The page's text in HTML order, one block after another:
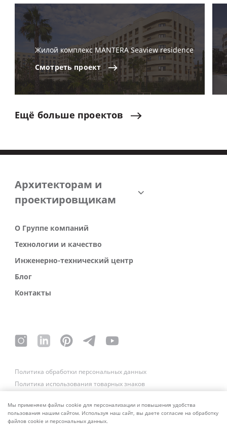
Жилой комплекс MANTERA Seaview residence
Смотреть проект
Ещё больше проектов
Архитекторам и
проектировщикам
О Группе компаний
Технологии и качество
Инженерно-технический центр
Блог
Контакты
Политика обработки персональных данных
Политика использования товарных знаков
Мы применяем файлы cookie для персонализации и повышения удобства
пользования нашим сайтом. Используя наш сайт, вы даете согласие на обработку
файлов cookie и персональных данных.